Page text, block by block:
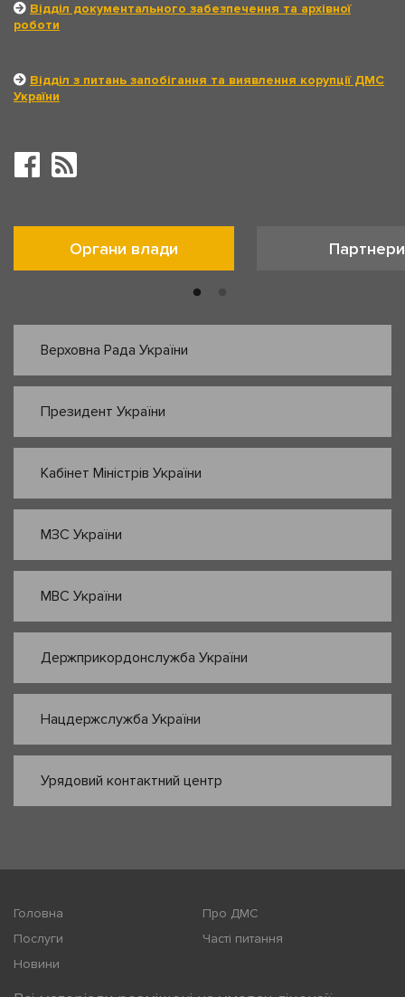
Відділ документального забезпечення та архівної
роботи
Відділ з питань запобігання та виявлення корупції ДМС
України
Органи влади Партнери
Верховна Рада України
Президент України
Кабінет Міністрів України
МЗС України
МВС України
Держприкордонслужба України
Нацдержслужба України
Урядовий контактний центр
Головна
Про ДМС
Послуги
Часті питання
Новини